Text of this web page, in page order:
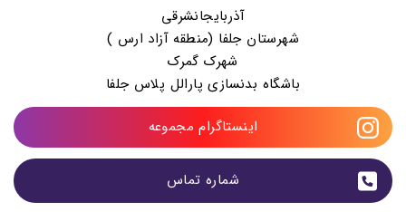
آذربایجانشرقی
شهرستان جلفا (منطقه آزاد ارس )
شهرک گمرک
باشگاه بدنسازی پارالل پلاس جلفا
اینستاگرام مجموعه
شماره تماس